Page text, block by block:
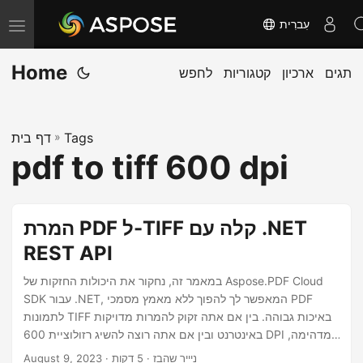
T
o
g
e
n
a
a
עִברִית
Home לחפש קטגוריות ארכיון תגים
דף בית » Tags
pdf to tiff 600 dpi
המרת PDF ל-TIFF קלה עם .NET
REST API
במאמר זה, נחקור את היכולות החזקות של Aspose.PDF Cloud
SDK עבור .NET, המאפשר לך להפוך ללא מאמץ מסמכי PDF
לתמונות TIFF באיכות גבוהה. בין אם אתה זקוק להמרות מדויקות
באינטרנט ובין אם אתה רוצה להשיג רזולוציית 600 DPI מדהימה,
August 9, 2023 · ניייר שהבז · 5 דקות